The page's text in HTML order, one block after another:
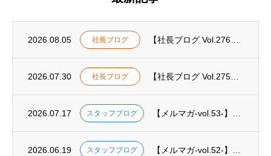
2026.08.05 社長ブログ
2026.07.30 社長ブログ
2026.07.17 スタッフブログ
2026.06.19 スタッフブログ